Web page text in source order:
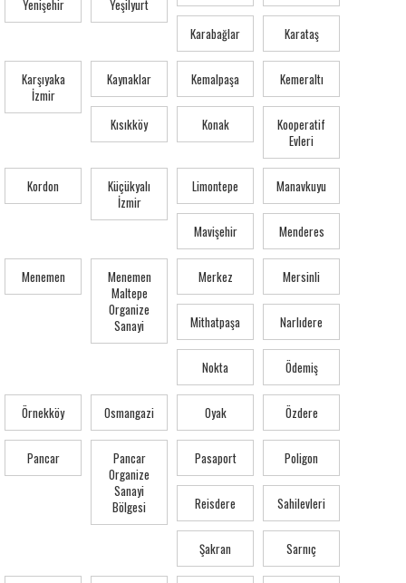
Yenişehir
Yeşilyurt
Karabağlar Karataş
Karşıyaka
İzmir
Kaynaklar Kemalpaşa Kemeraltı
Kısıkköy Konak
Kooperatif
Evleri
Kordon
Küçükyalı
İzmir
Limontepe Manavkuyu
Mavişehir Menderes
Menemen
Menemen
Maltepe
Organize
Sanayi
Merkez Mersinli
Mithatpaşa Narlıdere
Nokta Ödemiş
Örnekköy Osmangazi Oyak Özdere
Pancar
Pancar
Organize
Sanayi
Bölgesi
Pasaport Poligon
Reisdere Sahilevleri
Şakran Sarnıç